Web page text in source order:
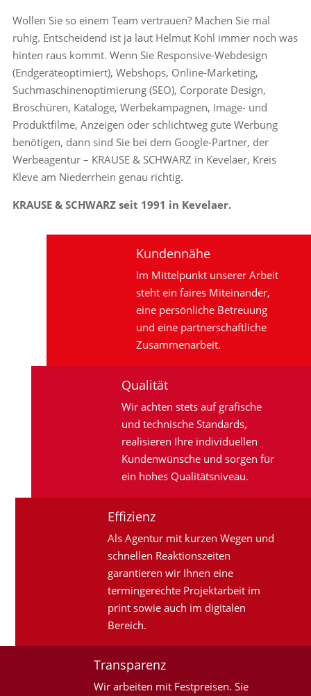
Wollen Sie so einem Team vertrauen? Machen Sie mal
ruhig. Entscheidend ist ja laut Helmut Kohl immer noch was
hinten raus kommt. Wenn Sie Responsive-Webdesign
(Endgeräteoptimiert), Webshops, Online-Marketing,
Suchmaschinenoptimierung (SEO), Corporate Design,
Broschüren, Kataloge, Werbekampagnen, Image- und
Produktfilme, Anzeigen oder schlichtweg gute Werbung
benötigen, dann sind Sie bei dem Google-Partner, der
Werbeagentur – KRAUSE & SCHWARZ in Kevelaer, Kreis
Kleve am Niederrhein genau richtig.
KRAUSE & SCHWARZ seit 1991 in Kevelaer.
Kundennähe
Im Mittelpunkt unserer Arbeit
steht ein faires Miteinander,
eine persönliche Betreuung
und eine partnerschaftliche
Zusammenarbeit.
Qualität
Wir achten stets auf grafische
und technische Standards,
realisieren Ihre individuellen
Kundenwünsche und sorgen für
ein hohes Qualitätsniveau.
Effizienz
Als Agentur mit kurzen Wegen und
schnellen Reaktionszeiten
garantieren wir Ihnen eine
termingerechte Projektarbeit im
print sowie auch im digitalen
Bereich.
Transparenz
Wir arbeiten mit Festpreisen. Sie